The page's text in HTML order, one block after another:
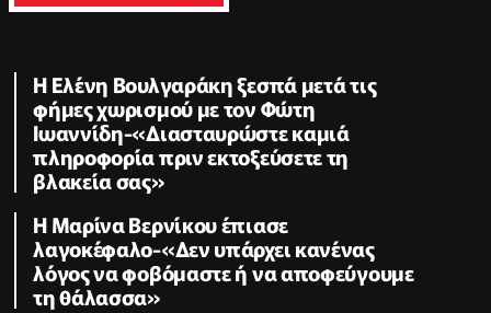
Η Ελένη Βουλγαράκη ξεσπά μετά τις
φήμες χωρισμού με τον Φώτη
Ιωαννίδη-«Διασταυρώστε καμιά
πληροφορία πριν εκτοξεύσετε τη
βλακεία σας»
Η Μαρίνα Βερνίκου έπιασε
λαγοκέφαλο-«Δεν υπάρχει κανένας
λόγος να φοβόμαστε ή να αποφεύγουμε
τη θάλασσα»